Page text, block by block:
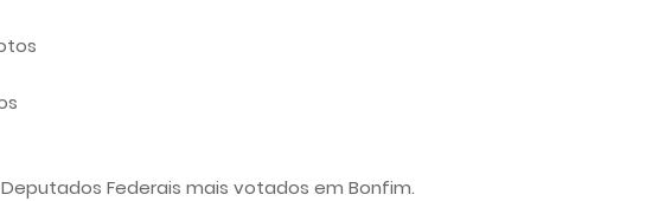
Federais mais votados em Bonfim.